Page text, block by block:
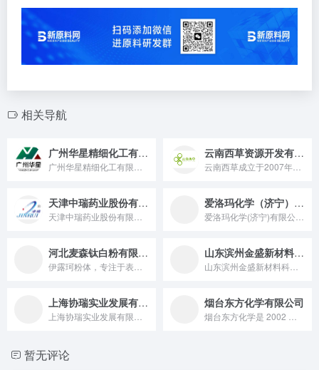
相关导航
广州华星精细化工有限公司 云南西草资源开发有限公司
天津中瑞药业股份有限公司 爱洛玛化学（济宁）有限公司
河北麦森钛白粉有限公司 山东滨州金盛新材料科技有限责任公司
上海协瑞实业发展有限公司 烟台东方化学有限公司
暂无评论